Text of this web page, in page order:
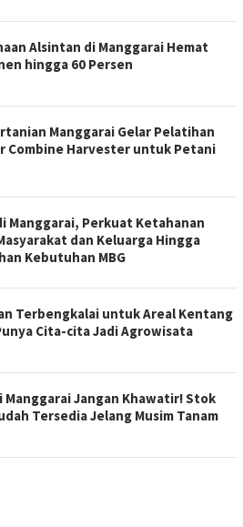
Alsintan di Manggarai Hemat
hingga 60 Persen
Manggarai Gelar Pelatihan
Combine Harvester untuk Petani
Manggarai, Perkuat Ketahanan
dan Keluarga Hingga
Kebutuhan MBG
Terbengkalai untuk Areal Kentang
Cita-cita Jadi Agrowisata
Manggarai Jangan Khawatir! Stok
Tersedia Jelang Musim Tanam